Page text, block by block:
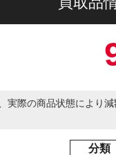
実際の商品状態により
分類